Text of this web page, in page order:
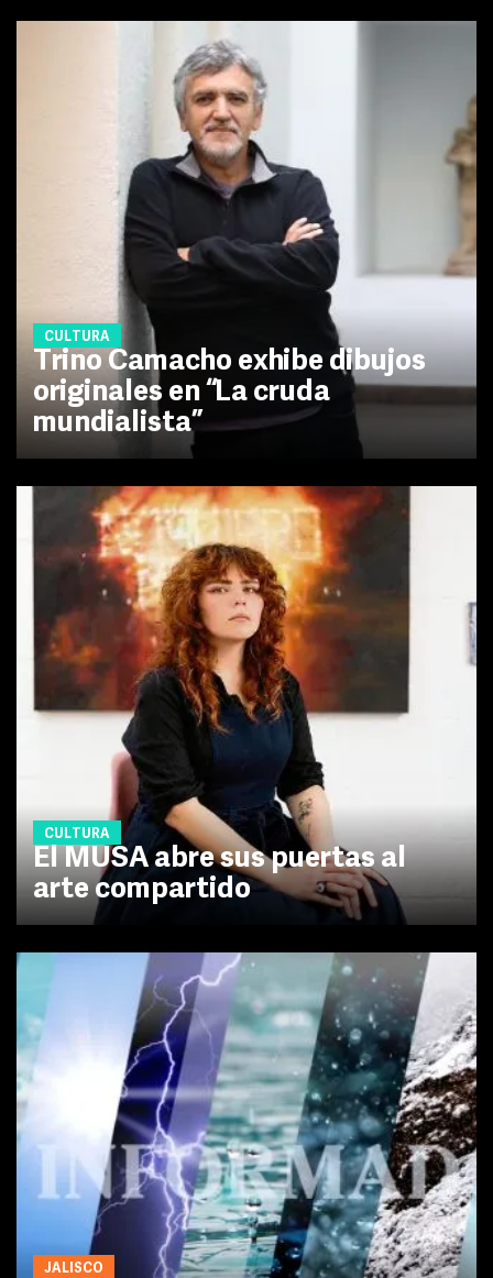
CULTURA
Trino Camacho exhibe dibujos
originales en “La cruda
mundialista”
CULTURA
El MUSA abre sus puertas al
arte compartido
JALISCO